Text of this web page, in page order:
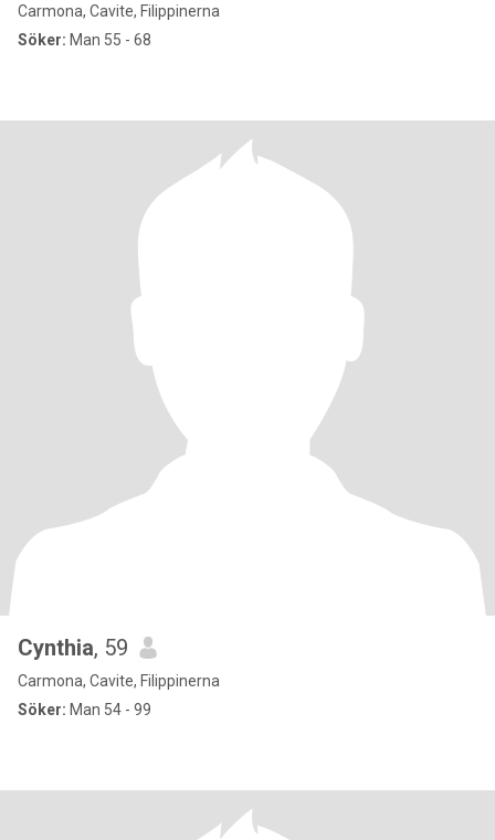
Carmona, Cavite, Filippinerna
Söker: Man 55 - 68
Cynthia, 59
Carmona, Cavite, Filippinerna
Söker: Man 54 - 99